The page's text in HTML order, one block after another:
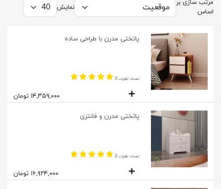
مرتب سازی بر
اساس
نمایش
پاتختی مدرن با طراحی ساده
تعداد نظرات 0
۱۴,۳۵۹,۰۰۰ تومان
پاتختی مدرن و فانتزی
تعداد نظرات 0
۱۶,۹۲۴,۰۰۰ تومان